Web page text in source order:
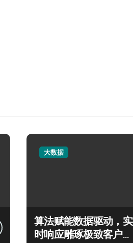
大数据
算法赋能数据驱动，实
时响应雕琢极致客户服